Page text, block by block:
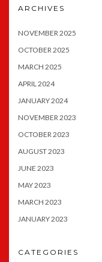
ARCHIVES
NOVEMBER 2025
OCTOBER 2025
MARCH 2025
APRIL 2024
JANUARY 2024
NOVEMBER 2023
OCTOBER 2023
AUGUST 2023
JUNE 2023
MAY 2023
MARCH 2023
JANUARY 2023
CATEGORIES